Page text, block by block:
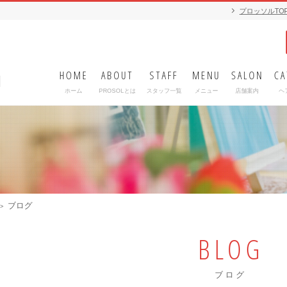
プロッソル
HOME
ホーム
ABOUT
PROSOLとは
STAFF
スタッフ一覧
MENU
メニュー
SALON
店舗案内 ヘ
ブログ
BLOG
ブログ